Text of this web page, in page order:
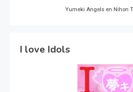
Yumeki Angels en Nihon
I love Idols